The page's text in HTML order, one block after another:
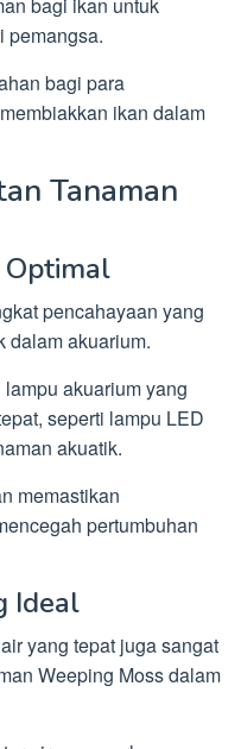
pemangsa.
bagi para
ikan dalam
Tanaman
Optimal
pencahayaan yang
dalam akuarium.
akuarium yang
seperti lampu LED
akuatik.
memastikan
pertumbuhan
Ideal
yang tepat juga sangat
Weeping Moss dalam